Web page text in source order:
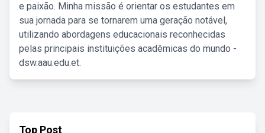
e paixão. Minha missão é orientar os estudantes em
sua jornada para se tornarem uma geração notável,
utilizando abordagens educacionais reconhecidas
pelas principais instituições acadêmicas do mundo -
dsw.aau.edu.et.
Top Post